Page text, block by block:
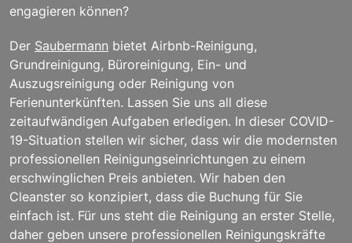
engagieren können?
Der Saubermann bietet Airbnb-Reinigung,
Grundreinigung, Büroreinigung, Ein- und
Auszugsreinigung oder Reinigung von
Ferienunterkünften. Lassen Sie uns all diese
zeitaufwändigen Aufgaben erledigen. In dieser COVID-
19-Situation stellen wir sicher, dass wir die modernsten
professionellen Reinigungseinrichtungen zu einem
erschwinglichen Preis anbieten. Wir haben den
Cleanster so konzipiert, dass die Buchung für Sie
einfach ist. Für uns steht die Reinigung an erster Stelle,
daher geben unsere professionellen Reinigungskräfte